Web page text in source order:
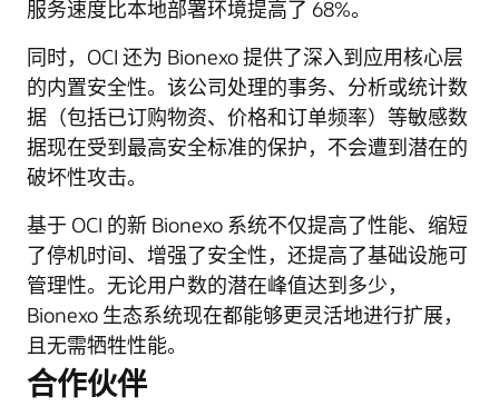
服务速度比本地部署环境提高了 68%。
同时，OCI 还为 Bionexo 提供了深入到应用核心层
的内置安全性。该公司处理的事务、分析或统计数
据（包括已订购物资、价格和订单频率）等敏感数
据现在受到最高安全标准的保护，不会遭到潜在的
破坏性攻击。
基于 OCI 的新 Bionexo 系统不仅提高了性能、缩短
了停机时间、增强了安全性，还提高了基础设施可
管理性。无论用户数的潜在峰值达到多少，
Bionexo 生态系统现在都能够更灵活地进行扩展，
且无需牺牲性能。
合作伙伴